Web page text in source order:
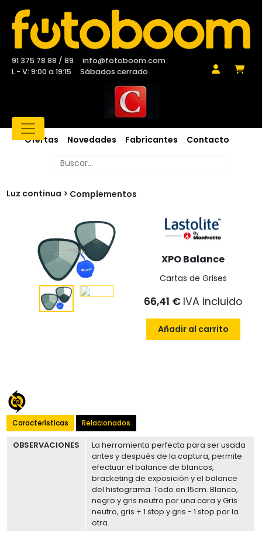
91 375 78 88 / 89
info@fotoboom.com
L - V: 9:00 a 19:15
Sábados cerrado
Ofertas Novedades Fabricantes Contacto
Luz continua Complementos
XPO Balance
Cartas de Grises
66,41 € IVA incluido
Añadir al carrito
Características Relacionados
OBSERVACIONES
La herramienta perfecta para ser usada
antes y después de la captura, permite
efectuar el balance de blancos,
bracketing de exposición y el balance
del histograma. Todo en 15cm. Blanco,
negro y gris neutro por una cara y Gris
neutro, gris + 1 stop y gris - 1 stop por la
otra.